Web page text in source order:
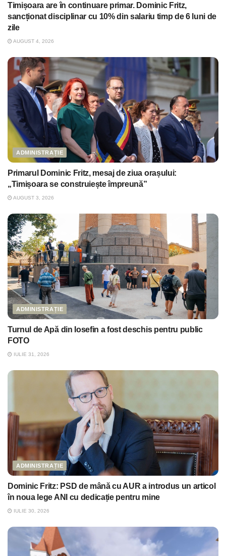
Timișoara are în continuare primar. Dominic Fritz,
sancționat disciplinar cu 10% din salariu timp de 6 luni de
zile
AUGUST 4, 2026
ADMINISTRAȚIE
Primarul Dominic Fritz, mesaj de ziua orașului:
„Timișoara se construiește împreună”
AUGUST 3, 2026
ADMINISTRAȚIE
Turnul de Apă din Iosefin a fost deschis pentru public
FOTO
IULIE 31, 2026
ADMINISTRAȚIE
Dominic Fritz: PSD de mână cu AUR a introdus un articol
în noua lege ANI cu dedicație pentru mine
IULIE 30, 2026